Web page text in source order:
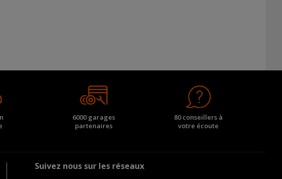
6000 garages
partenaires
80 conseillers à
votre écoute
Suivez nous sur les réseaux